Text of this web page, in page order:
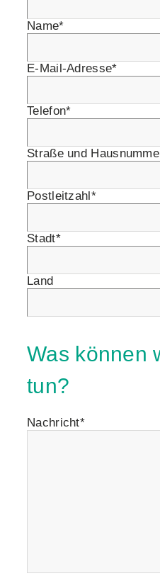
Name*
E-Mail-Adresse*
Telefon*
Straße und
Postleitzahl*
Stadt*
Land
Was können
tun?
Nachricht*